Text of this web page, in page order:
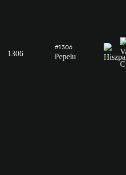
1306
#1306
Pepelu